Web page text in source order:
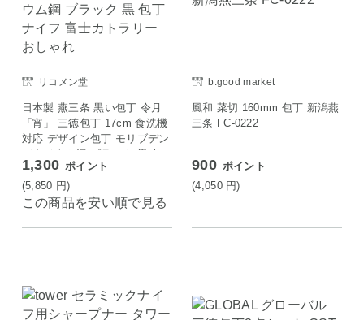
リコメン堂
日本製 燕三条 黒い包丁 令月
「宵」 三徳包丁 17cm 食洗機
対応 デザイン包丁 モリブデン
バナジウム鋼 ブラック 黒 包
丁 ナイフ 富士カトラリー お
しゃれ
1,300 ポイント
(5,850 円)
この商品を安い順で見る
b.good market
風和 菜切 160mm 包丁 新潟燕
三条 FC-0222
900 ポイント
(4,050 円)